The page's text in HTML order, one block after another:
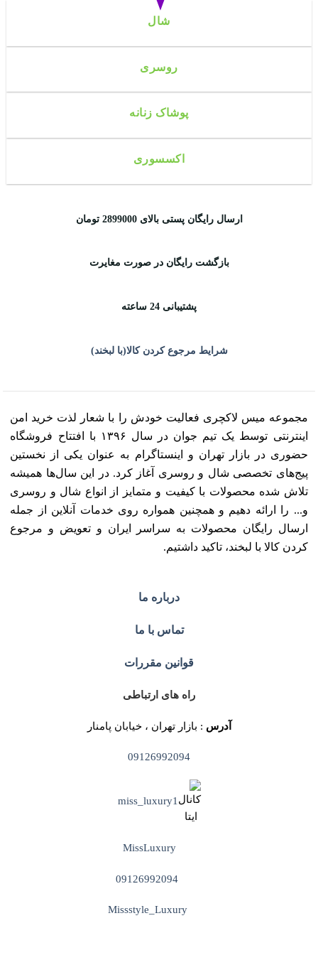
شال
روسری
پوشاک زنانه
اکسسوری
ارسال رایگان پستی بالای 2899000 تومان
بازگشت رایگان در صورت مغایرت
پشتیبانی 24 ساعته
شرایط مرجوع کردن کالا(با لبخند)
مجموعه میس لاکچری فعالیت خودش را با شعار لذت خرید امن
اینترنتی توسط یک تیم جوان در سال ۱۳۹۶ با افتتاح فروشگاه
حضوری در بازار تهران و اینستاگرام به عنوان یکی از نخستین
پیج‌های تخصصی شال و روسری آغاز کرد. در این سال‌ها همیشه
تلاش شده محصولات با کیفیت و متمایز از انواع شال و روسری
و... را ارائه دهیم و همچنین همواره روی خدمات آنلاین از جمله
ارسال رایگان محصولات به سراسر ایران و تعویض و مرجوع
کردن کالا با لبخند، تاکید داشتیم.
درباره ما
تماس با ما
قوانین مقررات
راه های ارتباطی
آدرس : بازار تهران ، خیابان پامنار
09126992094
miss_luxury1
MissLuxury
09126992094
Missstyle_Luxury